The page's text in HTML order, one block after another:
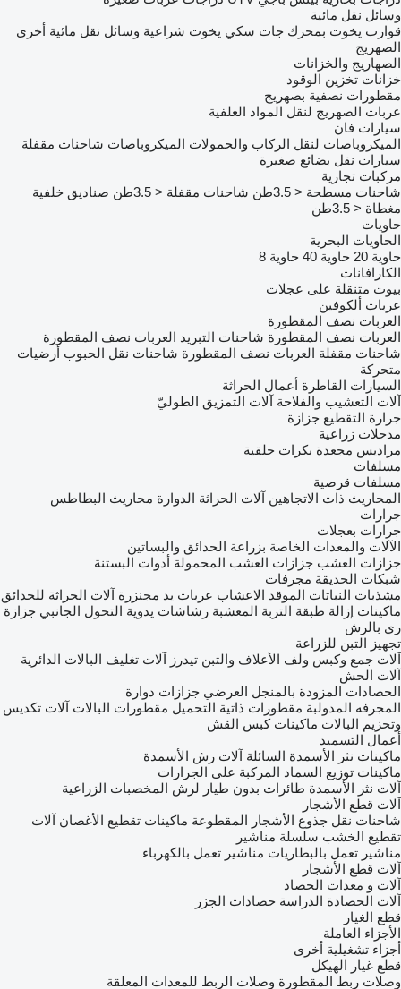
وسائل نقل مائية
قوارب يخوت بمحرك جات سكي يخوت شراعية وسائل نقل مائية أخرى
الصهريج
الصهاريج والخزانات
خزانات تخزين الوقود
مقطورات نصفية بصهريج
عربات الصهريج لنقل المواد العلفية
سيارات فان
الميكروباصات لنقل الركاب والحمولات الميكروباصات شاحنات مقفلة
سيارات نقل بضائع صغيرة
مركبات تجارية
شاحنات مسطحة < 3.5طن
شاحنات مقفلة < 3.5طن
صناديق خلفية
مغطاة < 3.5طن
حاويات
الحاويات البحرية
حاوية 20
حاوية 40
حاوية 8
الكارافانات
بيوت متنقلة على عجلات
عربات ألكوفين
العربات نصف المقطورة
العربات نصف المقطورة شاحنات التبريد العربات نصف المقطورة
شاحنات مقفلة العربات نصف المقطورة شاحنات نقل الحبوب أرضيات
متحركة
السيارات القاطرة أعمال الحراثة
آلات التعشيب والفلاحة آلات التمزيق الطوليّ
جرارة التقطيع جزازة
مدحلات زراعية
مراديس مجعدة بكرات حلقية
مسلفات
مسلفات قرصية
المحاريث ذات الاتجاهين آلات الحراثة الدوارة محاريث البطاطس
جرارات
جرارات بعجلات
الآلات والمعدات الخاصة بزراعة الحدائق والبساتين
جزازات العشب جزازات العشب المحمولة أدوات البستنة
شبكات الحديقة مجرفات
مشذبات النباتات الموقد الاعشاب عربات يد مجنزرة آلات الحراثة للحدائق
ماكينات إزالة طبقة التربة المعشبة رشاشات يدوية التحول الجانبي جزازة
ري بالرش
تجهيز التبن للزراعة
آلات جمع وكبس ولف الأعلاف والتبن تيدرز آلات تغليف البالات الدائرية
آلات الحش
الحصادات المزودة بالمنجل العرضي جزازات دوارة
المجرفه المدولبة مقطورات ذاتية التحميل مقطورات البالات آلات تكديس
وتحزيم البالات ماكينات كبس القش
أعمال التسميد
ماكينات نثر الأسمدة السائلة آلات رش الأسمدة
ماكينات توزيع السماد المركبة على الجرارات
آلات نثر الأسمدة طائرات بدون طيار لرش المخصبات الزراعية
آلات قطع الأشجار
شاحنات نقل جذوع الأشجار المقطوعة ماكينات تقطيع الأغصان آلات
تقطيع الخشب سلسلة مناشير
مناشير تعمل بالبطاريات مناشير تعمل بالكهرباء
آلات قطع الأشجار
آلات و معدات الحصاد
آلات الحصادة الدراسة حصادات الجزر
قطع الغيار
الأجزاء العاملة
أجزاء تشغيلية أخرى
قطع غيار الهيكل
وصلات ربط المقطورة وصلات الربط للمعدات المعلقة